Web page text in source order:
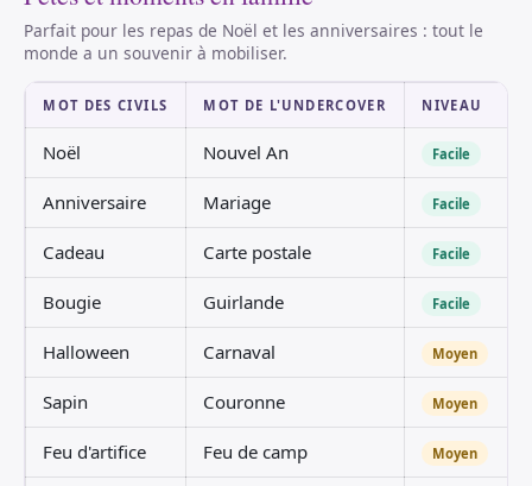
Parfait pour les repas de Noël et les anniversaires : tout le
monde a un souvenir à mobiliser.
MOT DES CIVILS MOT DE L'UNDERCOVER NIVEAU
Noël Nouvel An Facile
Anniversaire Mariage Facile
Cadeau Carte postale Facile
Bougie Guirlande Facile
Halloween Carnaval Moyen
Sapin Couronne Moyen
Feu d'artifice Feu de camp Moyen